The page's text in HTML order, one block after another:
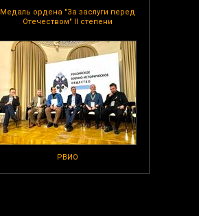
Медаль ордена "За заслуги перед
Отечеством" II степени
РВИО